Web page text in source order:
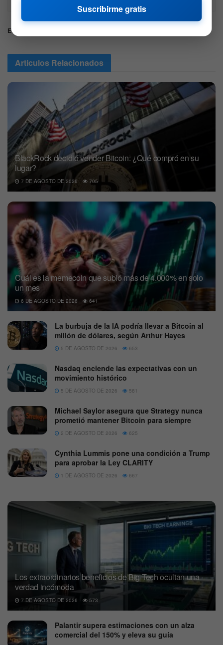
Etiquetas:
Articulos Relacionados
BlackRock decidió vender Bitcoin: ¿Qué compró en su
lugar?
7 DE AGOSTO DE 2026 705
Cuál es la memecoin que subió más de 4.000% en solo
un mes
6 DE AGOSTO DE 2026 641
La burbuja de la IA podría llevar a Bitcoin al
millón de dólares, según Arthur Hayes
5 DE AGOSTO DE 2026 653
Nasdaq enciende las expectativas con un
movimiento histórico
5 DE AGOSTO DE 2026 581
Michael Saylor asegura que Strategy nunca
prometió mantener Bitcoin para siempre
2 DE AGOSTO DE 2026 625
Cynthia Lummis pone una condición a Trump
para aprobar la Ley CLARITY
1 DE AGOSTO DE 2026 667
Los extraordinarios beneficios de Big Tech ocultan una
verdad incómoda
7 DE AGOSTO DE 2026 573
Palantir supera estimaciones con un alza
comercial del 150% y eleva su guía
Suscribirme gratis